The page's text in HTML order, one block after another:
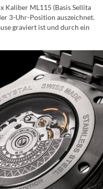
Kaliber ML115 (Basis Sellita
3-Uhr-Position auszeichnet.
graviert ist und durch ein